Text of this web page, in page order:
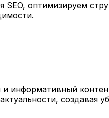
оптимизируем
информативный